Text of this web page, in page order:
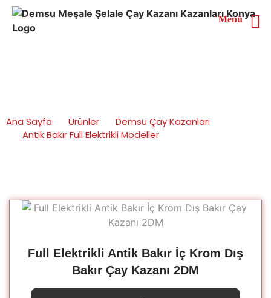
Ana Sayfa Ürünler
Demsu Çay Kazanları
Antik Bakır Full Elektrikli Modeller
Full Elektrikli Antik Bakır İç Krom Dış
Bakır Çay Kazanı 2DM
Menü